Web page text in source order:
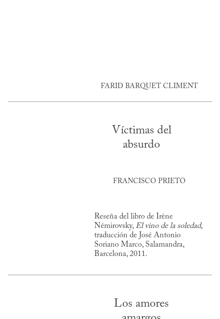
FARID BARQUET CLIMENT
Víctimas del
absurdo
FRANCISCO PRIETO
Reseña del libro de Irène
Némirovsky, El vino de la soledad,
traducción de José Antonio
Soriano Marco, Salamandra,
Barcelona, 2011.
Los amores